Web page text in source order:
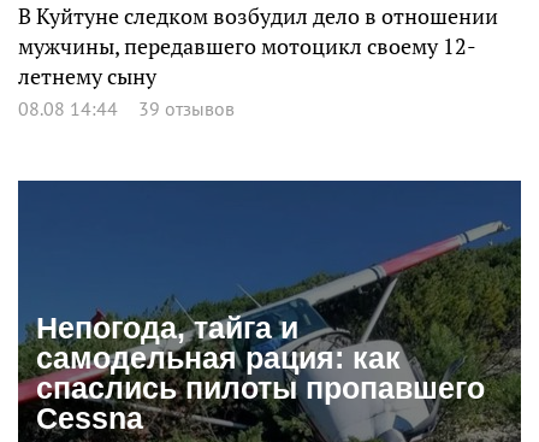
В Куйтуне следком возбудил дело в отношении
мужчины, передавшего мотоцикл своему 12-
летнему сыну
08.08 14:44 39 отзывов
Непогода, тайга и
самодельная рация: как
спаслись пилоты пропавшего
Cessna